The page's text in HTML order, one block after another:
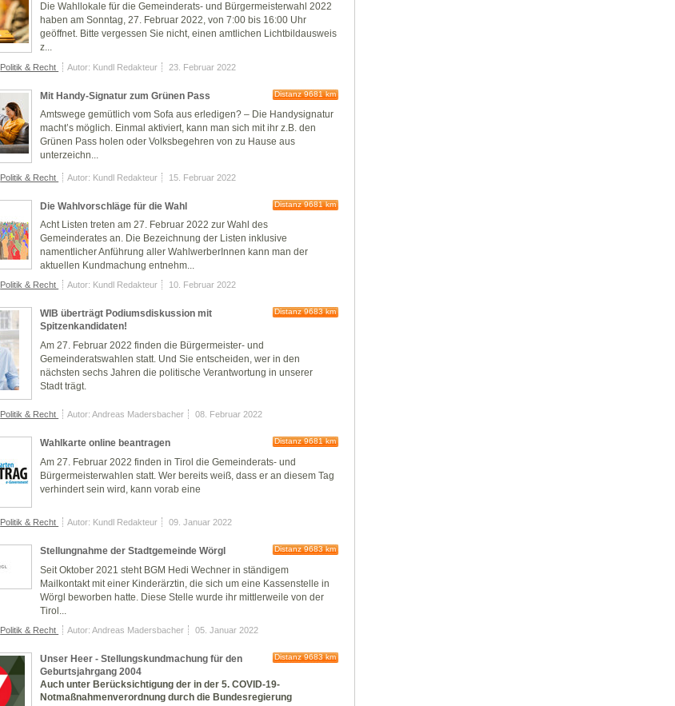
Die Wahllokale für die Gemeinderats- und Bürgermeisterwahl 2022
haben am Sonntag, 27. Februar 2022, von 7:00 bis 16:00 Uhr
geöffnet. Bitte vergessen Sie nicht, einen amtlichen Lichtbildausweis
z...
Politik & Recht Autor: Kundl Redakteur 23. Februar 2022
Mit Handy-Signatur zum Grünen Pass Distanz 9681 km
Amtswege gemütlich vom Sofa aus erledigen? – Die Handysignatur
macht’s möglich. Einmal aktiviert, kann man sich mit ihr z.B. den
Grünen Pass holen oder Volksbegehren von zu Hause aus
unterzeichn...
Politik & Recht Autor: Kundl Redakteur 15. Februar 2022
Die Wahlvorschläge für die Wahl Distanz 9681 km
Acht Listen treten am 27. Februar 2022 zur Wahl des
Gemeinderates an. Die Bezeichnung der Listen inklusive
namentlicher Anführung aller WahlwerberInnen kann man der
aktuellen Kundmachung entnehm...
Politik & Recht Autor: Kundl Redakteur 10. Februar 2022
WIB überträgt Podiumsdiskussion mit
Spitzenkandidaten!
Distanz 9683 km
Am 27. Februar 2022 finden die Bürgermeister- und
Gemeinderatswahlen statt. Und Sie entscheiden, wer in den
nächsten sechs Jahren die politische Verantwortung in unserer
Stadt trägt.
Politik & Recht Autor: Andreas Madersbacher 08. Februar 2022
Wahlkarte online beantragen Distanz 9681 km
Am 27. Februar 2022 finden in Tirol die Gemeinderats- und
Bürgermeisterwahlen statt. Wer bereits weiß, dass er an diesem Tag
verhindert sein wird, kann vorab eine
Politik & Recht Autor: Kundl Redakteur 09. Januar 2022
Stellungnahme der Stadtgemeinde Wörgl Distanz 9683 km
Seit Oktober 2021 steht BGM Hedi Wechner in ständigem
Mailkontakt mit einer Kinderärztin, die sich um eine Kassenstelle in
Wörgl beworben hatte. Diese Stelle wurde ihr mittlerweile von der
Tirol...
Politik & Recht Autor: Andreas Madersbacher 05. Januar 2022
Unser Heer - Stellungskundmachung für den
Geburtsjahrgang 2004
Distanz 9683 km
Auch unter Berücksichtigung der in der 5. COVID-19-
Notmaßnahmenverordnung durch die Bundesregierung